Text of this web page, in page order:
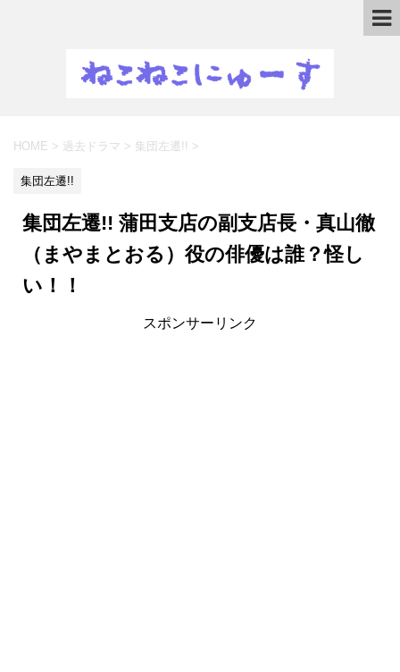
HOME > 過去ドラマ > 集団左遷!! >
集団左遷!!
集団左遷!! 蒲田支店の副支店長・真山徹
（まやまとおる）役の俳優は誰？怪し
い！！
スポンサーリンク